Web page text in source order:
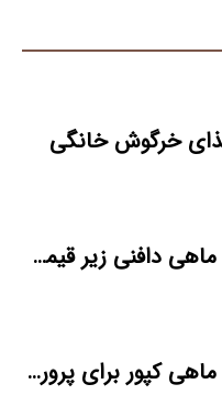
خرگوش خانگی
فروش ویژه غذای ماهی دافنی زیر قیمت بازار
فروش ویژه غذای ماهی کپور برای پرورش با قیمت استثنایی